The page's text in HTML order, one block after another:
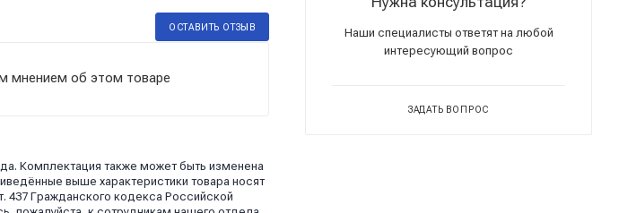
ОСТАВИТЬ ОТЗЫВ
мнением об этом товаре
Комплектация также может быть изменена
выше характеристики товара носят
437 Гражданского кодекса Российской
Наши специалисты ответят на любой
интересующий вопрос
ЗАДАТЬ ВОПРОС